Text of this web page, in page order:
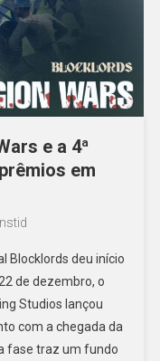
e a 4ª
em
Blocklords deu início
de dezembro, o
Studios lançou
com a chegada da
fase traz um fundo